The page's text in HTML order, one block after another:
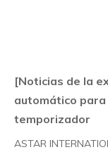
[Noticias de la
automático para
temporizador
ASTAR